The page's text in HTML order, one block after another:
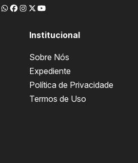
Institucional
Sobre Nós
Expediente
Política de Privacidade
Termos de Uso